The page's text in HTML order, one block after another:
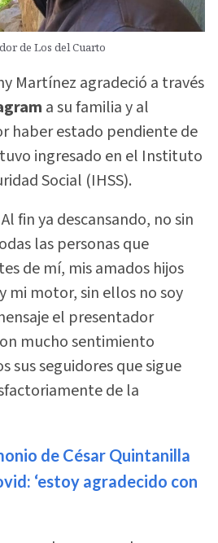
de Los del Cuarto
Martínez agradeció a través
a su familia y al
haber estado pendiente de
ingresado en el Instituto
Social (IHSS).
fin ya descansando, no sin
las personas que
de mí, mis amados hijos
mi motor, sin ellos no soy
el presentador
mucho sentimiento
sus seguidores que sigue
de la
de César Quintanilla
‘estoy agradecido con